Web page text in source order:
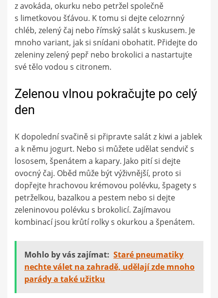
z avokáda, okurku nebo petržel společně
s limetkovou šťávou. K tomu si dejte celozrnný
chléb, zelený čaj nebo římský salát s kuskusem. Je
mnoho variant, jak si snídani obohatit. Přidejte do
zeleniny zelený pepř nebo brokolici a nastartujte
své tělo vodou s citronem.
Zelenou vlnou pokračujte po celý
den
K dopolední svačině si připravte salát z kiwi a jablek
a k němu jogurt. Nebo si můžete udělat sendvič s
lososem, špenátem a kapary. Jako pití si dejte
ovocný čaj. Oběd může být výživnější, proto si
dopřejte hrachovou krémovou polévku, špagety s
petrželkou, bazalkou a pestem nebo si dejte
zeleninovou polévku s brokolicí. Zajímavou
kombinací jsou krůtí rolky s okurkou a špenátem.
Mohlo by vás zajímat: Staré pneumatiky
nechte válet na zahradě, udělají zde mnoho
parády a také užitku